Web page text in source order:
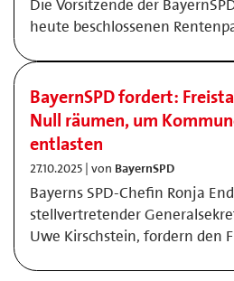
Die Vorsitzende der
heute beschlossenen
BayernSPD fordert:
Null räumen, um
entlasten
27.10.2025 | von BayernSPD
Bayerns SPD-Chefin Ronja
stellvertretender
Uwe Kirschstein, fordern den